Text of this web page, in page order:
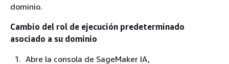
dominio.
Cambio del rol de ejecución predeterminado
asociado a su dominio
Abre la consola de SageMaker IA,